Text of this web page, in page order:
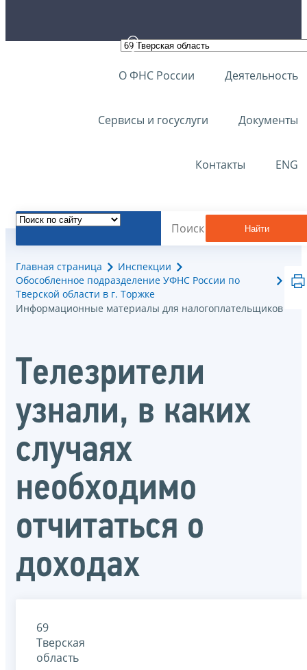
О ФНС России Деятельность
Сервисы и госуслуги Документы
Контакты ENG
Найти
Главная страница
Инспекции
Обособленное подразделение УФНС России по
Тверской области в г. Торжке
Информационные материалы для налогоплательщиков
Телезрители
узнали, в каких
случаях
необходимо
отчитаться о
доходах
69
Тверская
область